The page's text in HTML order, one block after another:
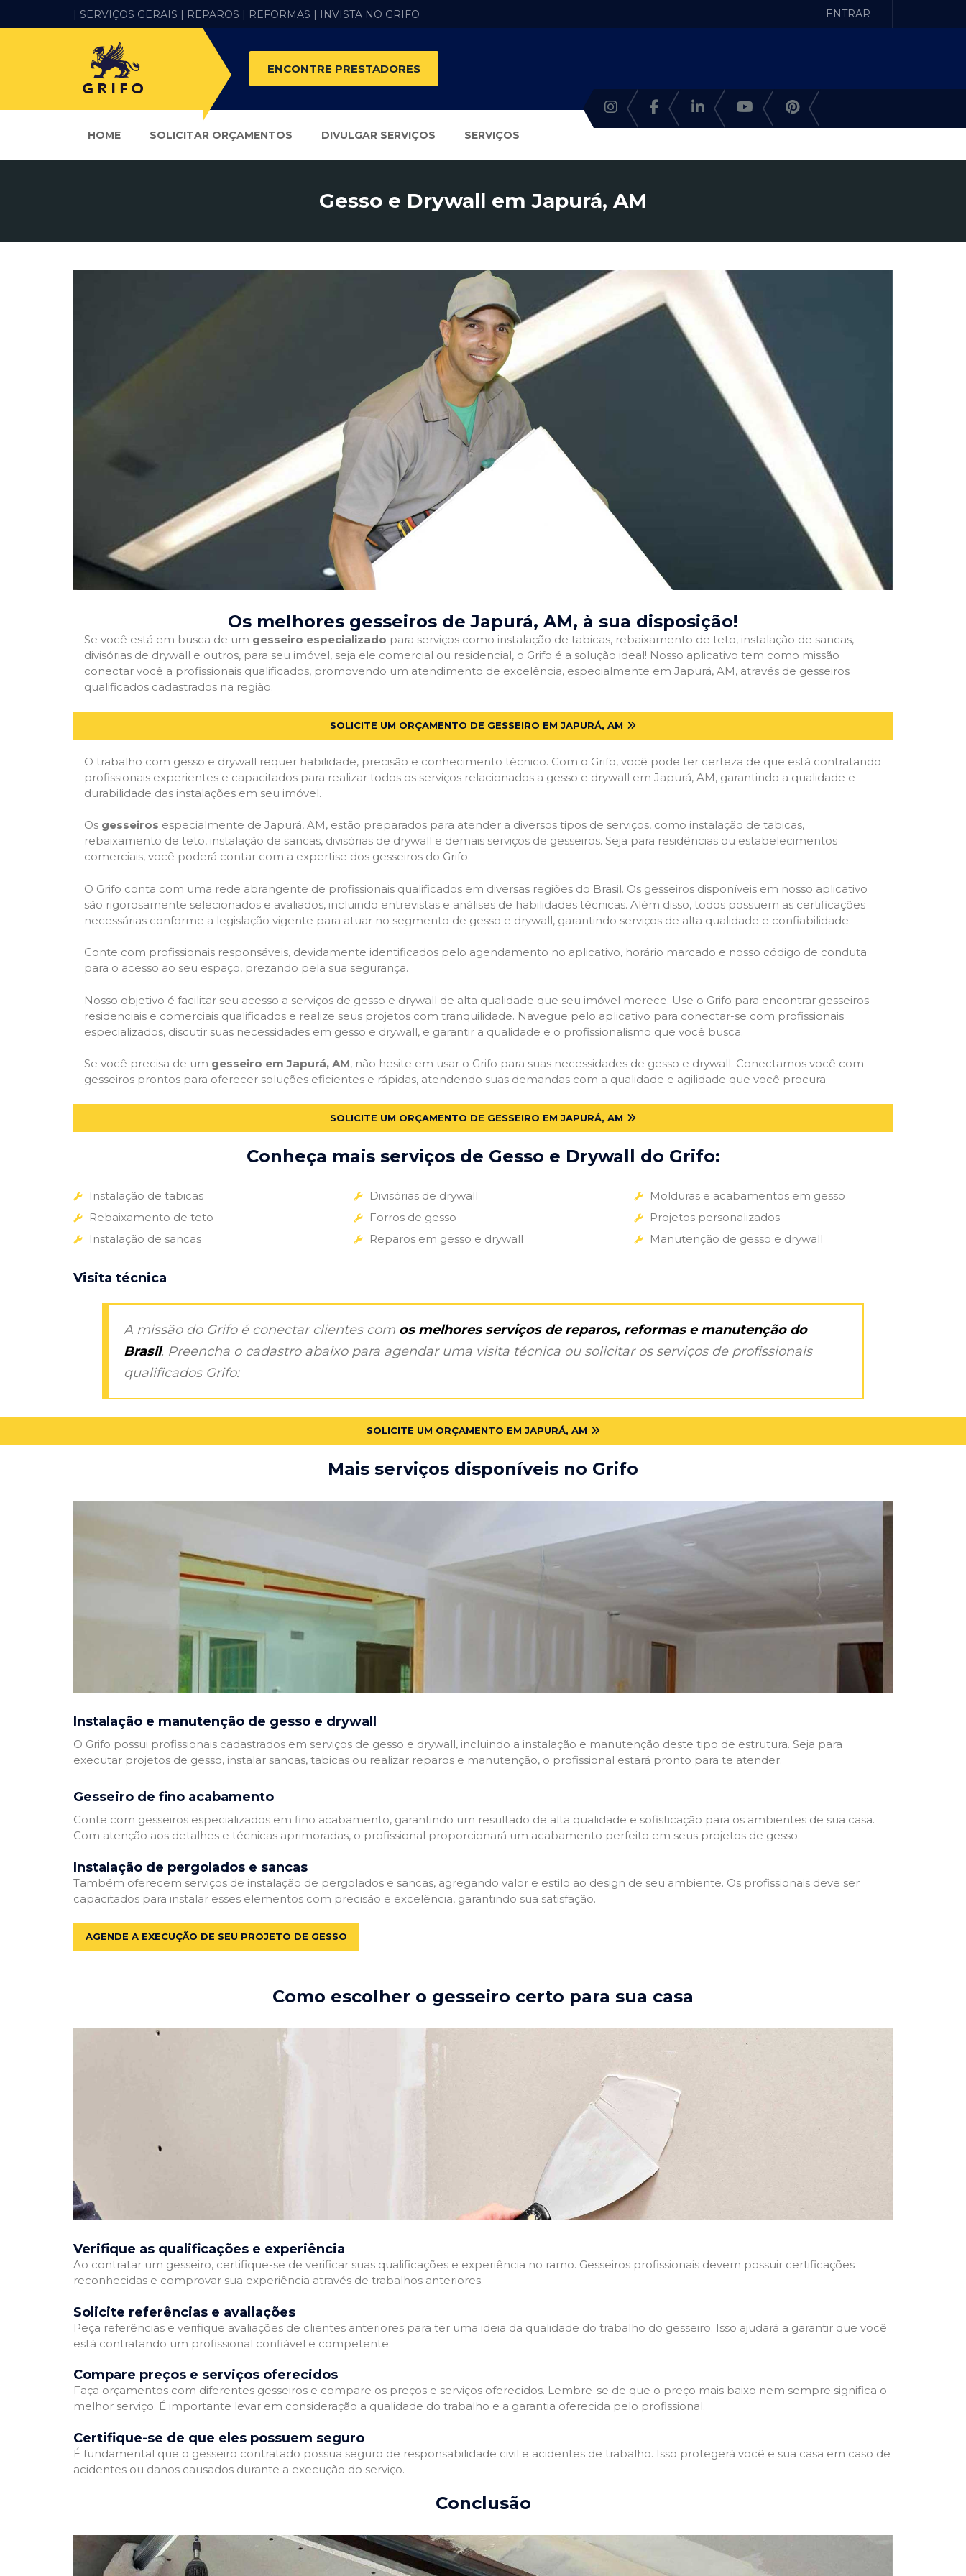
| SERVIÇOS GERAIS | REPAROS | REFORMAS | INVISTA NO GRIFO ENTRAR
ENCONTRE PRESTADORES
HOME SOLICITAR ORÇAMENTOS DIVULGAR SERVIÇOS SERVIÇOS
Gesso e Drywall em Japurá, AM
Os melhores gesseiros de Japurá, AM, à sua disposição!
Se você está em busca de um gesseiro especializado para serviços como instalação de tabicas, rebaixamento de teto, instalação de sancas,
divisórias de drywall e outros, para seu imóvel, seja ele comercial ou residencial, o Grifo é a solução ideal! Nosso aplicativo tem como missão
conectar você a profissionais qualificados, promovendo um atendimento de excelência, especialmente em Japurá, AM, através de gesseiros
qualificados cadastrados na região.
SOLICITE UM ORÇAMENTO DE GESSEIRO EM JAPURÁ, AM
O trabalho com gesso e drywall requer habilidade, precisão e conhecimento técnico. Com o Grifo, você pode ter certeza de que está contratando
profissionais experientes e capacitados para realizar todos os serviços relacionados a gesso e drywall em Japurá, AM, garantindo a qualidade e
durabilidade das instalações em seu imóvel.
Os gesseiros especialmente de Japurá, AM, estão preparados para atender a diversos tipos de serviços, como instalação de tabicas,
rebaixamento de teto, instalação de sancas, divisórias de drywall e demais serviços de gesseiros. Seja para residências ou estabelecimentos
comerciais, você poderá contar com a expertise dos gesseiros do Grifo.
O Grifo conta com uma rede abrangente de profissionais qualificados em diversas regiões do Brasil. Os gesseiros disponíveis em nosso aplicativo
são rigorosamente selecionados e avaliados, incluindo entrevistas e análises de habilidades técnicas. Além disso, todos possuem as certificações
necessárias conforme a legislação vigente para atuar no segmento de gesso e drywall, garantindo serviços de alta qualidade e confiabilidade.
Conte com profissionais responsáveis, devidamente identificados pelo agendamento no aplicativo, horário marcado e nosso código de conduta
para o acesso ao seu espaço, prezando pela sua segurança.
Nosso objetivo é facilitar seu acesso a serviços de gesso e drywall de alta qualidade que seu imóvel merece. Use o Grifo para encontrar gesseiros
residenciais e comerciais qualificados e realize seus projetos com tranquilidade. Navegue pelo aplicativo para conectar-se com profissionais
especializados, discutir suas necessidades em gesso e drywall, e garantir a qualidade e o profissionalismo que você busca.
Se você precisa de um gesseiro em Japurá, AM, não hesite em usar o Grifo para suas necessidades de gesso e drywall. Conectamos você com
gesseiros prontos para oferecer soluções eficientes e rápidas, atendendo suas demandas com a qualidade e agilidade que você procura.
SOLICITE UM ORÇAMENTO DE GESSEIRO EM JAPURÁ, AM
Conheça mais serviços de Gesso e Drywall do Grifo:
Instalação de tabicas
Rebaixamento de teto
Instalação de sancas
Divisórias de drywall
Forros de gesso
Reparos em gesso e drywall
Molduras e acabamentos em gesso
Projetos personalizados
Manutenção de gesso e drywall
Visita técnica
A missão do Grifo é conectar clientes com os melhores serviços de reparos, reformas e manutenção do
Brasil. Preencha o cadastro abaixo para agendar uma visita técnica ou solicitar os serviços de profissionais
qualificados Grifo:
SOLICITE UM ORÇAMENTO EM JAPURÁ, AM
Mais serviços disponíveis no Grifo
Instalação e manutenção de gesso e drywall
O Grifo possui profissionais cadastrados em serviços de gesso e drywall, incluindo a instalação e manutenção deste tipo de estrutura. Seja para
executar projetos de gesso, instalar sancas, tabicas ou realizar reparos e manutenção, o profissional estará pronto para te atender.
Gesseiro de fino acabamento
Conte com gesseiros especializados em fino acabamento, garantindo um resultado de alta qualidade e sofisticação para os ambientes de sua casa.
Com atenção aos detalhes e técnicas aprimoradas, o profissional proporcionará um acabamento perfeito em seus projetos de gesso.
Instalação de pergolados e sancas
Também oferecem serviços de instalação de pergolados e sancas, agregando valor e estilo ao design de seu ambiente. Os profissionais deve ser
capacitados para instalar esses elementos com precisão e excelência, garantindo sua satisfação.
AGENDE A EXECUÇÃO DE SEU PROJETO DE GESSO
Como escolher o gesseiro certo para sua casa
Verifique as qualificações e experiência
Ao contratar um gesseiro, certifique-se de verificar suas qualificações e experiência no ramo. Gesseiros profissionais devem possuir certificações
reconhecidas e comprovar sua experiência através de trabalhos anteriores.
Solicite referências e avaliações
Peça referências e verifique avaliações de clientes anteriores para ter uma ideia da qualidade do trabalho do gesseiro. Isso ajudará a garantir que você
está contratando um profissional confiável e competente.
Compare preços e serviços oferecidos
Faça orçamentos com diferentes gesseiros e compare os preços e serviços oferecidos. Lembre-se de que o preço mais baixo nem sempre significa o
melhor serviço. É importante levar em consideração a qualidade do trabalho e a garantia oferecida pelo profissional.
Certifique-se de que eles possuem seguro
É fundamental que o gesseiro contratado possua seguro de responsabilidade civil e acidentes de trabalho. Isso protegerá você e sua casa em caso de
acidentes ou danos causados durante a execução do serviço.
Conclusão